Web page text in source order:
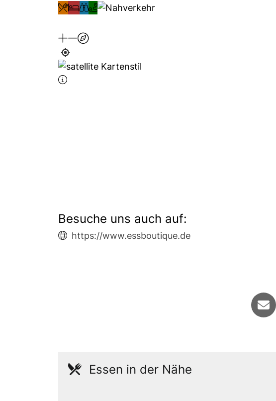
Besuche uns auch auf:
https://www.essboutique.de
Essen in der Nähe